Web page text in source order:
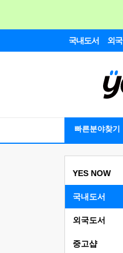
국내도서 외
빠른분야찾기
YES NOW
국내도서
외국도서
중고샵